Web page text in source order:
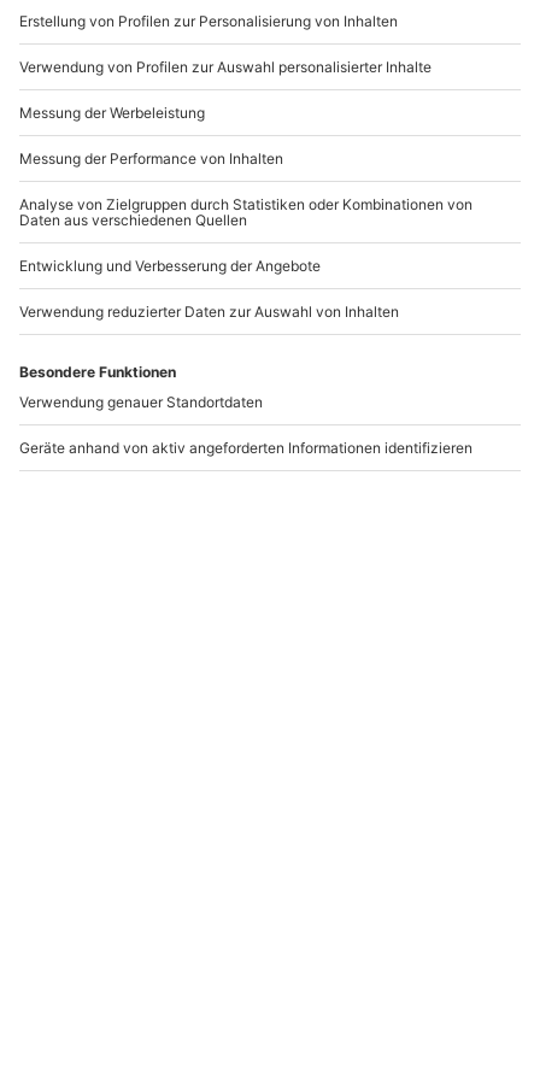
www.b2b.mydays.de/
Artikelnummer:45836
Andere Produkte entdecken
Best-Friends-
Fotoshooting Kassel
Best-Friends-
Fotoshooting München